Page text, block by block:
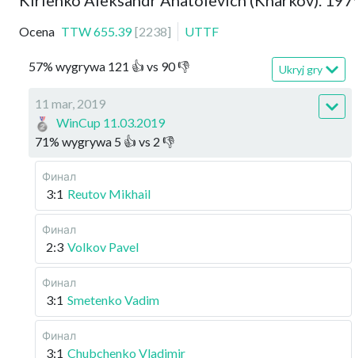
Ocena TTW655.39 [2238] UTTF
57% wygrywa 121 👍 vs 90👎 Ukryj gry
11 mar, 2019
WinCup 11.03.2019
71% wygrywa 5 👍 vs 2 👎
Финал
3:1 Reutov Mikhail
Финал
2:3 Volkov Pavel
Финал
3:1 Smetenko Vadim
Финал
3:1 Chubchenko Vladimir